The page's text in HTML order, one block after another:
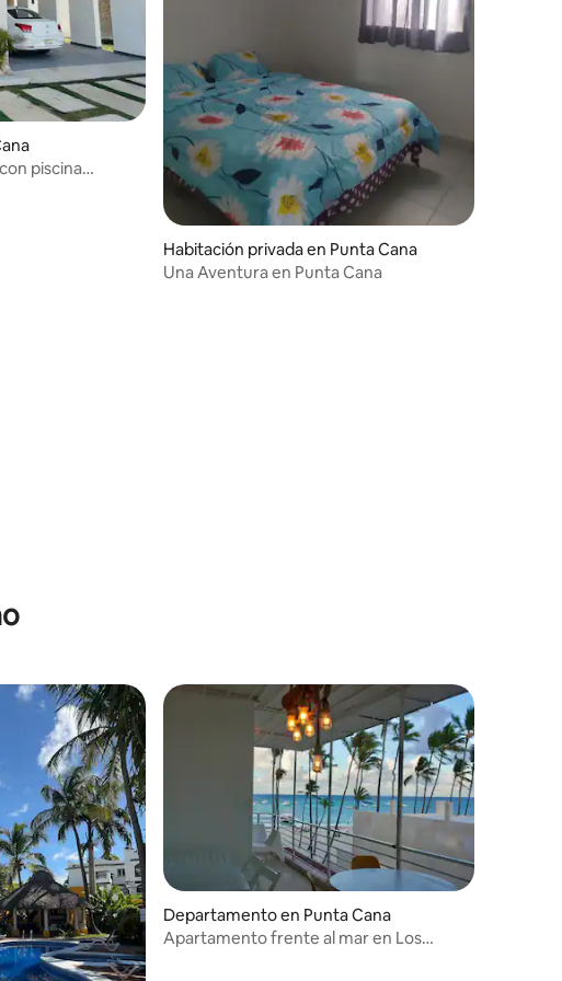
piscina
Habitación privada en Punta Cana
Una Aventura en Punta Cana
Departamento en Punta Cana
Apartamento frente al mar en Los